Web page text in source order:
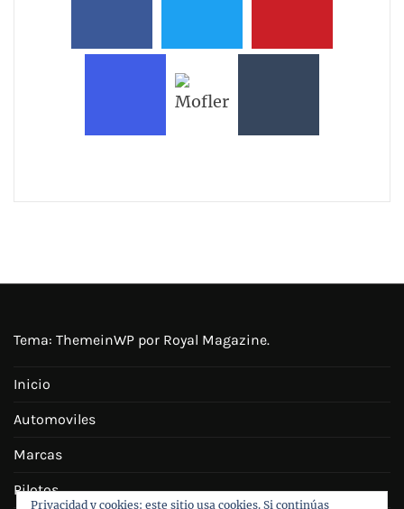
Privacidad y cookies: este sitio usa cookies. Si continúas
Tema: ThemeinWP por Royal Magazine.
Inicio
Automoviles
Marcas
Pilotos